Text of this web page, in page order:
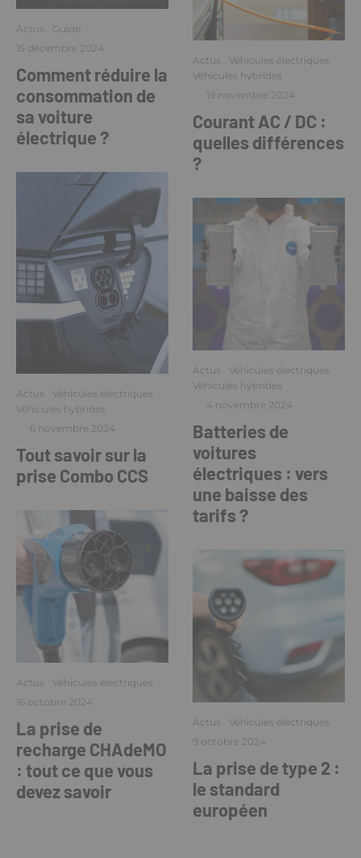
Actus Guide ·
15 décembre 2024
Comment réduire la
consommation de
sa voiture
électrique ?
Actus
Véhicules électriques
Véhicules hybrides
· 6 novembre 2024
Tout savoir sur la
prise Combo CCS
Actus Véhicules électriques ·
16 octobre 2024
La prise de
recharge CHAdeMO
: tout ce que vous
devez savoir
Actus
Véhicules électriques
Véhicules hybrides
·
19 novembre 2024
Courant AC / DC :
quelles différences
?
Actus
Véhicules électriques
Véhicules hybrides
· 4 novembre 2024
Batteries de
voitures
électriques : vers
une baisse des
tarifs ?
Actus Véhicules électriques ·
9 octobre 2024
La prise de type 2 :
le standard
européen